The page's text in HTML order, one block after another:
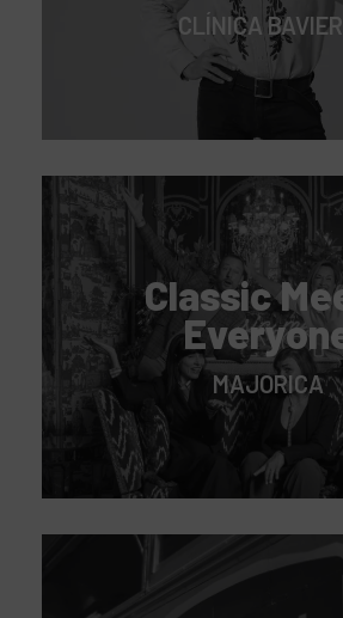
CLÍNICA
Classic
MAJORICA